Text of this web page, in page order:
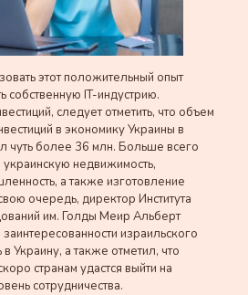
этот положительный опыт
собственную IT-индустрию.
следует отметить, что объем
в экономику Украины в
чуть более 36 млн. Больше всего
украинскую недвижимость,
а также изготовление
очередь, директор Института
им. Голды Меир Альберт
израильского
Украину, а также отметил, что
странам удастся выйти на
сотрудничества.